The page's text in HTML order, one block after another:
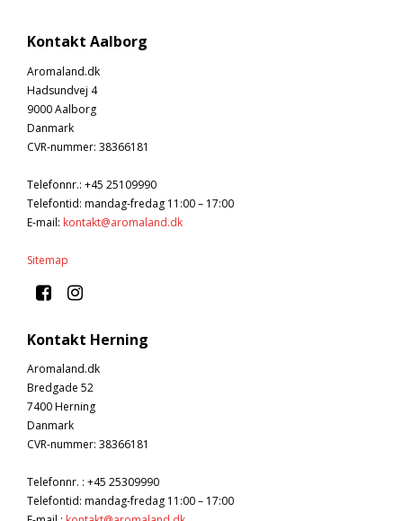
Kontakt Aalborg
Aromaland.dk
Hadsundvej 4
9000 Aalborg
Danmark
CVR-nummer: 38366181
Telefonnr.: +45 25109990
Telefontid: mandag-fredag 11:00 – 17:00
E-mail: kontakt@aromaland.dk
Sitemap
Kontakt Herning
Aromaland.dk
Bredgade 52
7400 Herning
Danmark
CVR-nummer: 38366181
Telefonnr. : +45 25309990
Telefontid: mandag-fredag 11:00 – 17:00